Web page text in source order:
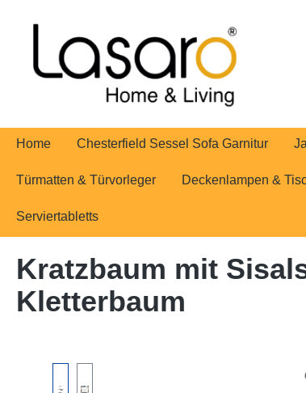
Home Chesterfield Sessel Sofa Garnitur
Türmatten & Türvorleger Deckenlampen &
Serviertabletts
Kratzbaum mit
Kletterbaum